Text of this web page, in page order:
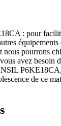
: pour
pourrons
avez besoin
P6KE18CA,
de ce